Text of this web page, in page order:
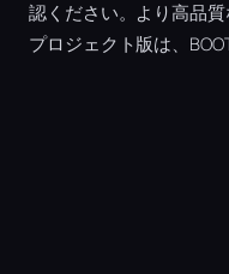
認ください。より高品
プロジェクト版は、